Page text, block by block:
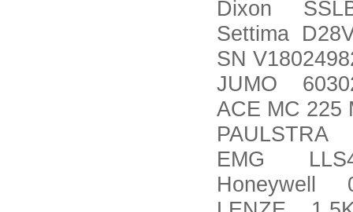
Dixon
Settima
SN
JUMO
ACE MC 225
PAULSTRA
EMG
Honeywell